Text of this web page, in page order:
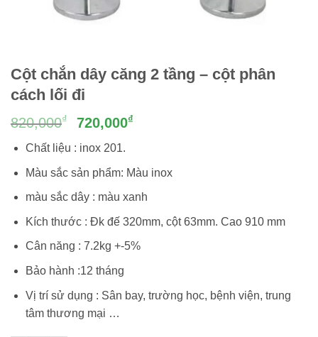
Cột chắn dây căng 2 tầng – cột phân
cách lối đi
820,000₫
Giá
là:
820,000₫.
720,000₫
là:
720,000₫.
Chất liệu : inox 201.
Màu sắc sản phẩm: Màu inox
màu sắc dây : màu xanh
Kích thước : Đk đế 320mm, cột 63mm. Cao 910 mm
Cân năng : 7.2kg +-5%
Bảo hành :12 tháng
Vị trí sử dụng : Sân bay, trường học, bệnh viện, trung
tâm thương mại …